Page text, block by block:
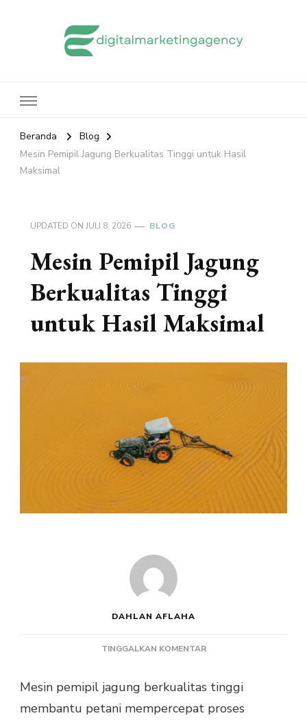
Beranda
Blog
Mesin Pemipil Jagung Berkualitas Tinggi untuk Hasil
Maksimal
UPDATED ON JULI 8, 2026 BLOG
Mesin Pemipil Jagung
Berkualitas Tinggi
untuk Hasil Maksimal
DAHLAN AFLAHA
TINGGALKAN KOMENTARPADA
JAGUNG
BERKUALITAS
Mesin pemipil jagung berkualitas tinggi
membantu petani mempercepat proses